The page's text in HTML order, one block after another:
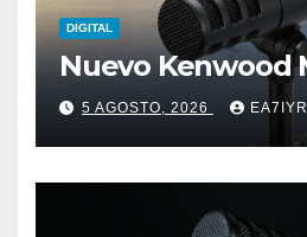
DIGITAL
Nuevo Kenwood
5 AGOSTO, 2026 EA7IYR